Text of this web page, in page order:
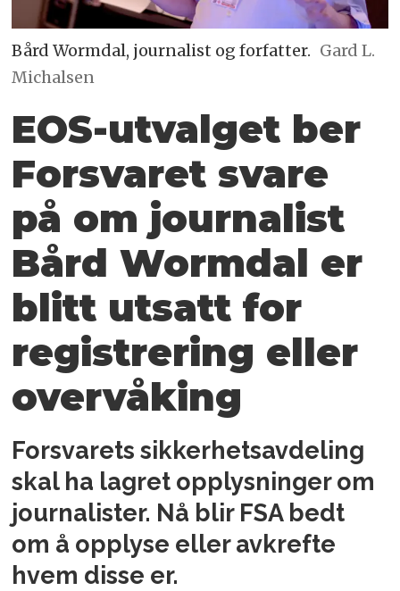
Bård Wormdal, journalist og forfatter. Gard L.
Michalsen
EOS-utvalget ber
Forsvaret svare
på om journalist
Bård Wormdal er
blitt utsatt for
registrering eller
overvåking
Forsvarets sikkerhetsavdeling
skal ha lagret opplysninger om
journalister. Nå blir FSA bedt
om å opplyse eller avkrefte
hvem disse er.